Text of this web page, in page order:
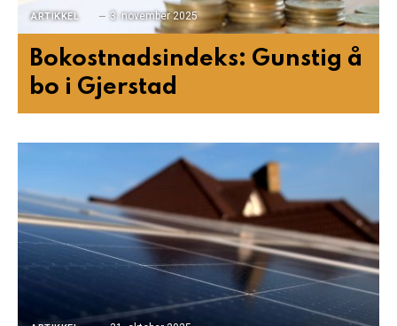
ARTIKKEL 3. november 2025
Bokostnadsindeks: Gunstig å
bo i Gjerstad